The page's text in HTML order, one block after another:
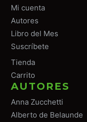
Mi cuenta
Autores
Libro del Mes
Suscríbete
Tienda
Carrito
AUTORES
Anna Zucchetti
Alberto de Belaunde